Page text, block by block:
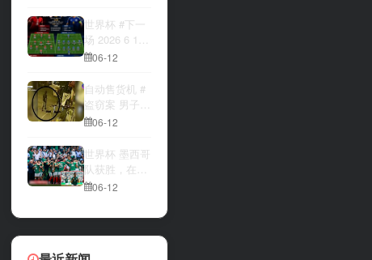
上门敲诈案
件，已有多人
举报中招
世界杯 #下一
场 2026 6 12
15:00整 加拿
量 究竟胜利的
天平会倾向哪
一方，是加拿
大借助主场优
势笑到最后，
还是波黑上演
逆袭好戏？让
我们拭目以
06-12
自动售货机 #
盗窃案 男子深
夜撬开自动售
索硬币被一扫
而空
06-12
世界杯 墨西哥
队获胜，在首
场比赛中击败
06-12